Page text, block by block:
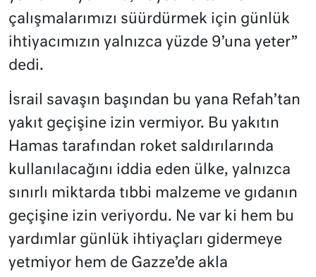
çalışmalarımızı süürdürmek için günlük
ihtiyacımızın yalnızca yüzde 9’una yeter”
dedi.
İsrail savaşın başından bu yana Refah’tan
yakıt geçişine izin vermiyor. Bu yakıtın
Hamas tarafından roket saldırılarında
kullanılacağını iddia eden ülke, yalnızca
sınırlı miktarda tıbbi malzeme ve gıdanın
geçişine izin veriyordu. Ne var ki hem bu
yardımlar günlük ihtiyaçları gidermeye
yetmiyor hem de Gazze’de akla